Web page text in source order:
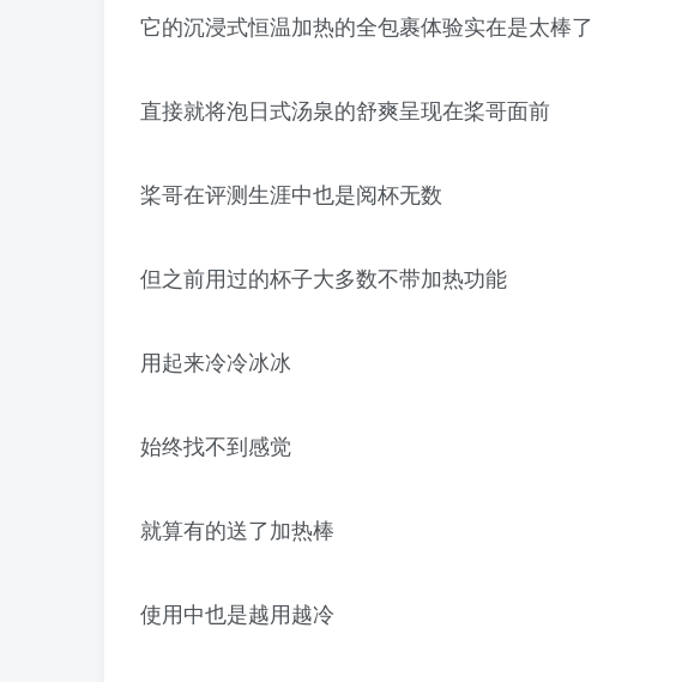
它的沉浸式恒温加热的全包裹体验实在是太棒了
直接就将泡日式汤泉的舒爽呈现在桨哥面前
桨哥在评测生涯中也是阅杯无数
但之前用过的杯子大多数不带加热功能
用起来冷冷冰冰
始终找不到感觉
就算有的送了加热棒
使用中也是越用越冷